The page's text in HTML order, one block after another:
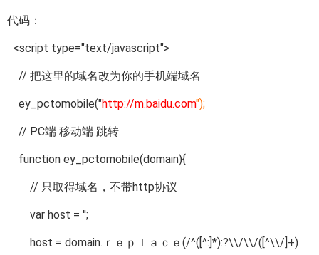
代码：
<script type="text/javascript">
// 把这里的域名改为你的手机端域名
ey_pctomobile("http://m.baidu.com");
// PC端 移动端 跳转
function ey_pctomobile(domain){
// 只取得域名，不带http协议
var host = '';
host = domain.ｒｅｐｌａｃｅ(/^([^:]*):?\\/\\/([^\\/]+)